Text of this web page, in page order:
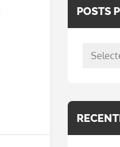
POSTS
posts